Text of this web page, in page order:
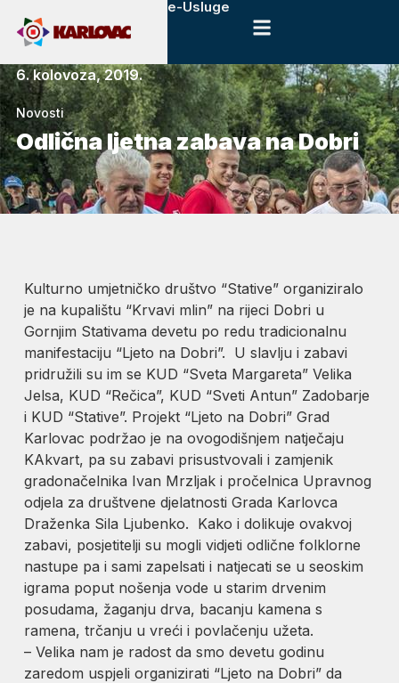
e-Usluge
6. kolovoza, 2019.
Novosti
Odlična ljetna zabava na Dobri
Kulturno umjetničko društvo “Stative” organiziralo
je na kupalištu “Krvavi mlin” na rijeci Dobri u
Gornjim Stativama devetu po redu tradicionalnu
manifestaciju “Ljeto na Dobri”. U slavlju i zabavi
pridružili su im se KUD “Sveta Margareta” Velika
Jelsa, KUD “Rečica”, KUD “Sveti Antun” Zadobarje
i KUD “Stative”. Projekt “Ljeto na Dobri” Grad
Karlovac podržao je na ovogodišnjem natječaju
KAkvart, pa su zabavi prisustvovali i zamjenik
gradonačelnika Ivan Mrzljak i pročelnica Upravnog
odjela za društvene djelatnosti Grada Karlovca
Draženka Sila Ljubenko. Kako i dolikuje ovakvoj
zabavi, posjetitelji su mogli vidjeti odlične folklorne
nastupe pa i sami zapelsati i natjecati se u seoskim
igrama poput nošenja vode u starim drvenim
posudama, žaganju drva, bacanju kamena s
ramena, trčanju u vreći i povlačenju užeta.
– Velika nam je radost da smo devetu godinu
zaredom uspjeli organizirati “Ljeto na Dobri” da